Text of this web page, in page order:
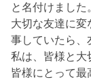
と名付けました
大切な友達に変
事していたら、
私は、皆様と大
皆様にとって最